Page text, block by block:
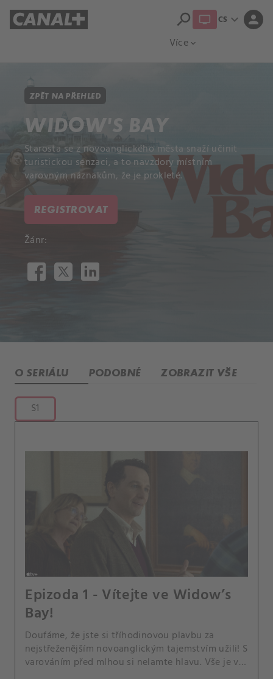
Více expand_more
search CS expand_more person
ZPĚT NA PŘEHLED
WIDOW’S BAY
Starosta se z novoanglického města snaží učinit
turistickou senzaci, a to navzdory místním
varovným náznakům, že je prokleté.
REGISTROVAT
Žánr:
O SERIÁLU PODOBNÉ ZOBRAZIT VŠE
S1
Epizoda 1 - Vítejte ve Widow’s
Bay!
Doufáme, že jste si tříhodinovou plavbu za
nejstřeženějším novoanglickým tajemstvím užili! S
varováním před mlhou si nelamte hlavu. Vše je v